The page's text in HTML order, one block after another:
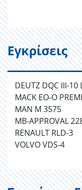
Εγκρίσεις
DEUTZ DQC III-10
MACK EO-O
MAN M 3575
MB-APPROVAL
RENAULT RLD-3
VOLVO VDS-4